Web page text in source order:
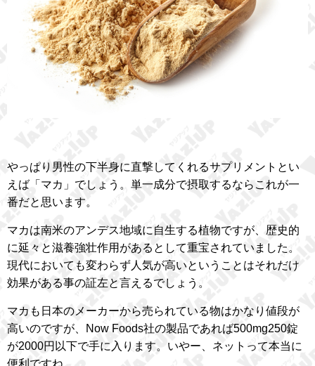
やっぱり男性の下半身に直撃してくれるサプリメントとい
えば「マカ」でしょう。単一成分で摂取するならこれが一
番だと思います。
マカは南米のアンデス地域に自生する植物ですが、歴史的
に延々と滋養強壮作用があるとして重宝されていました。
現代においても変わらず人気が高いということはそれだけ
効果がある事の証左と言えるでしょう。
マカも日本のメーカーから売られている物はかなり値段が
高いのですが、Now Foods社の製品であれば500mg250錠
が2000円以下で手に入ります。いやー、ネットって本当に
便利ですね。